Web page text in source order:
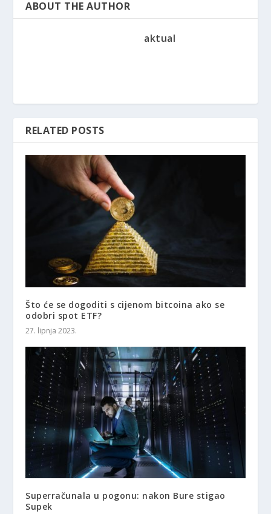
ABOUT THE AUTHOR
aktual
RELATED POSTS
Što će se dogoditi s cijenom bitcoina ako se
odobri spot ETF?
27. lipnja 2023.
Superračunala u pogonu: nakon Bure stigao
Supek